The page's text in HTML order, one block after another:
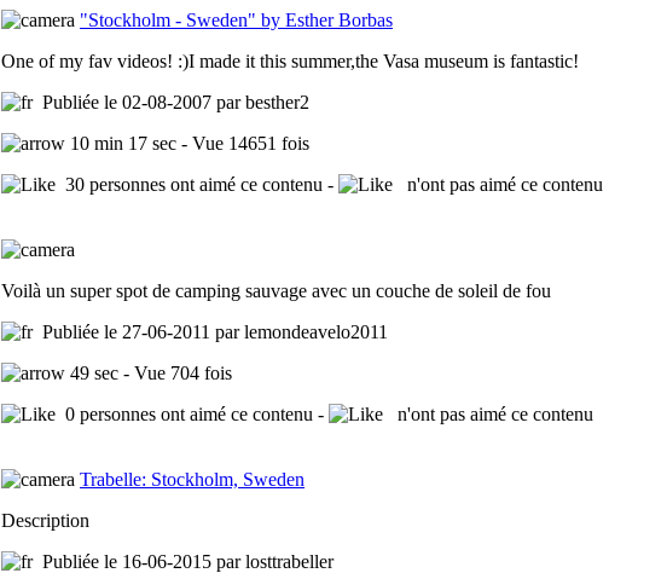
"Stockholm - Sweden" by Esther Borbas
One of my fav videos! :)I made it this summer,the Vasa museum is fantastic!
Publiée le 02-08-2007 par besther2
10 min 17 sec - Vue 14651 fois
30 personnes ont aimé ce contenu -
n'ont pas aimé ce contenu
Voilà un super spot de camping sauvage avec un couche de soleil de fou
Publiée le 27-06-2011 par lemondeavelo2011
49 sec - Vue 704 fois
0 personnes ont aimé ce contenu -
n'ont pas aimé ce contenu
Trabelle: Stockholm, Sweden
Description
Publiée le 16-06-2015 par losttrabeller